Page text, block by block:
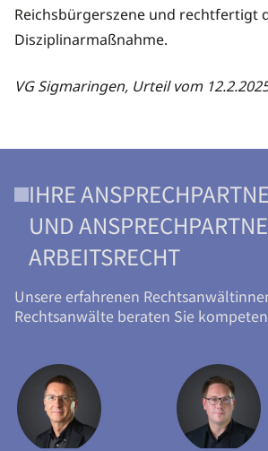
Reichsbürgerszene und rechtfertigt
Disziplinarmaßnahme.
VG Sigmaringen, Urteil vom
IHRE
UND
ARBEITSRECHT
Unsere erfahrenen
Rechtsanwälte beraten Sie